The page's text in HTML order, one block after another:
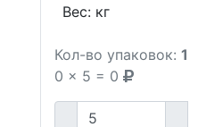
Вес: кг
Кол-во упаковок: 1
0 x 5 = 0